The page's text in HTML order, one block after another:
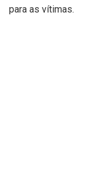
para as vítimas.